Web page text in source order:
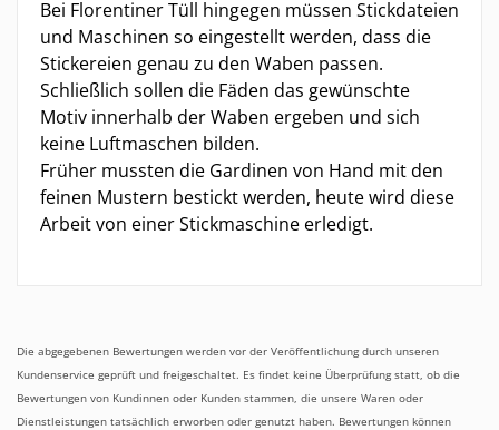
Bei Florentiner Tüll hingegen müssen Stickdateien
und Maschinen so eingestellt werden, dass die
Stickereien genau zu den Waben passen.
Schließlich sollen die Fäden das gewünschte
Motiv innerhalb der Waben ergeben und sich
keine Luftmaschen bilden.
Früher mussten die Gardinen von Hand mit den
feinen Mustern bestickt werden, heute wird diese
Arbeit von einer Stickmaschine erledigt.
Die abgegebenen Bewertungen werden vor der Veröffentlichung durch unseren
Kundenservice geprüft und freigeschaltet. Es findet keine Überprüfung statt, ob die
Bewertungen von Kundinnen oder Kunden stammen, die unsere Waren oder
Dienstleistungen tatsächlich erworben oder genutzt haben. Bewertungen können